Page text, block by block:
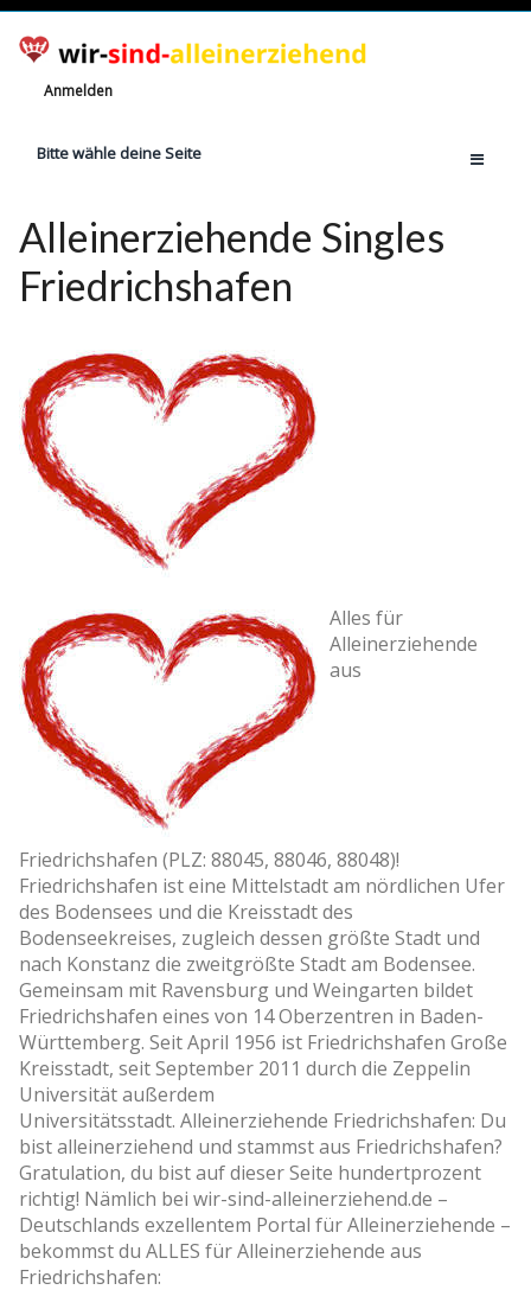
Anmelden
Bitte wähle deine Seite
Jetzt registrieren!
Ratgeber
Finanzielle Hilfe
Witze
Wissen
Rechte
Alleinerziehende Singles
Friedrichshafen
Alles für
Alleinerziehende
aus
Friedrichshafen (PLZ: 88045, 88046, 88048)!
Friedrichshafen ist eine Mittelstadt am nördlichen Ufer
des Bodensees und die Kreisstadt des
Bodenseekreises, zugleich dessen größte Stadt und
nach Konstanz die zweitgrößte Stadt am Bodensee.
Gemeinsam mit Ravensburg und Weingarten bildet
Friedrichshafen eines von 14 Oberzentren in Baden-
Württemberg. Seit April 1956 ist Friedrichshafen Große
Kreisstadt, seit September 2011 durch die Zeppelin
Universität außerdem
Universitätsstadt. Alleinerziehende Friedrichshafen: Du
bist alleinerziehend und stammst aus Friedrichshafen?
Gratulation, du bist auf dieser Seite hundertprozent
richtig! Nämlich bei wir-sind-alleinerziehend.de –
Deutschlands exzellentem Portal für Alleinerziehende –
bekommst du ALLES für Alleinerziehende aus
Friedrichshafen: